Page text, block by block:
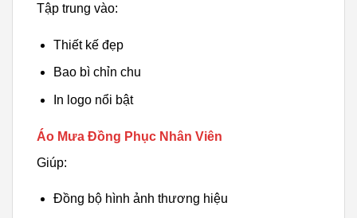
Tập trung vào:
Thiết kế đẹp
Bao bì chỉn chu
In logo nổi bật
Áo Mưa Đồng Phục Nhân Viên
Giúp:
Đồng bộ hình ảnh thương hiệu